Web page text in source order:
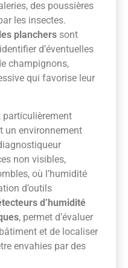
des poussières
les insectes.
planchers sont
d’éventuelles
champignons,
qui favorise leur
particulièrement
un environnement
non visibles,
où l’humidité
d’outils
d’humidité
, permet d’évaluer
et de localiser
envahies par des